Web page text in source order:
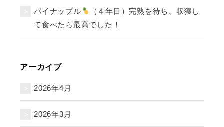
パイナップル
（４年目）完熟を待ち、収獲し
て食べたら最高でした！
アーカイブ
2026年4月
2026年3月